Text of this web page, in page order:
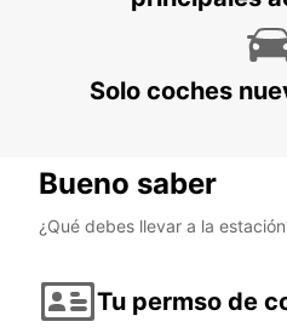
Solo coches
Bueno saber
¿Qué debes llevar a la
Tu permso de